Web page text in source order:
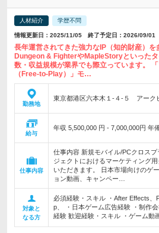
人材紹介 学歴不問
情報更新日：2025/11/05 終了予定日：2026/09/01
長年運営されてきた強力なIP（知的財産）を
Dungeon & FighterやMapleStoryといった
数・収益規模が業界でも際立っています。
（Free-to-Play）」モ…
勤務地
東京都港区六本木１-４-５ アーク
給与
年収 5,500,000 円 - 7,000,000円
仕事内容
仕事内容 新規モバイル/PCクロス
ジェクトにおけるマーケティング
いただきます。 日本市場向けのゲ
ョン動画、キャンペー…
対象と
なる方
必須経験・スキル ・After Effects、
p、 ・日本ゲーム広告経験 ・制作
経験 歓迎経験・スキル ・ゲーム動